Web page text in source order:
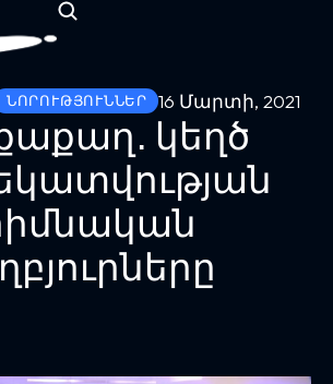
ՆՈՐՈՒԹՅՈՒՆՆԵՐ 16 Մարտի, 2021
կեղծ